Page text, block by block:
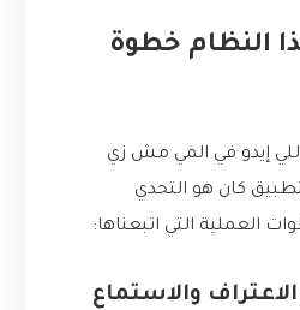
النظام خطوة
إيدو في المي مش زي
كان هو التحدي
العملية التي اتبعناها:
والاستماع